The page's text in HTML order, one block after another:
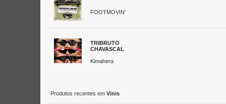
FOOTMOVIN'
TRIBRUTO
CHAVASCAL
Kimahera
Produtos recentes em Vinis